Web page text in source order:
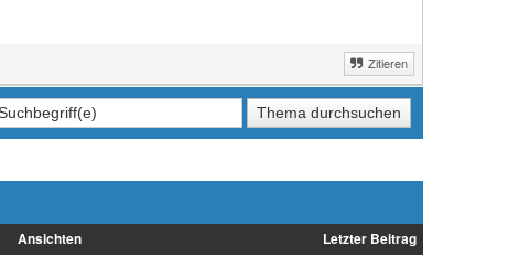
Zitieren
Ansichten Letzter Beitrag